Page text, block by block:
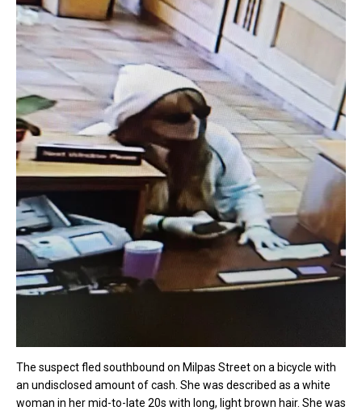
The suspect fled southbound on Milpas Street on a bicycle with
an undisclosed amount of cash. She was described as a white
woman in her mid-to-late 20s with long, light brown hair. She was